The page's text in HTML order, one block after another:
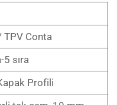
TPV Conta
5 sıra
Profili